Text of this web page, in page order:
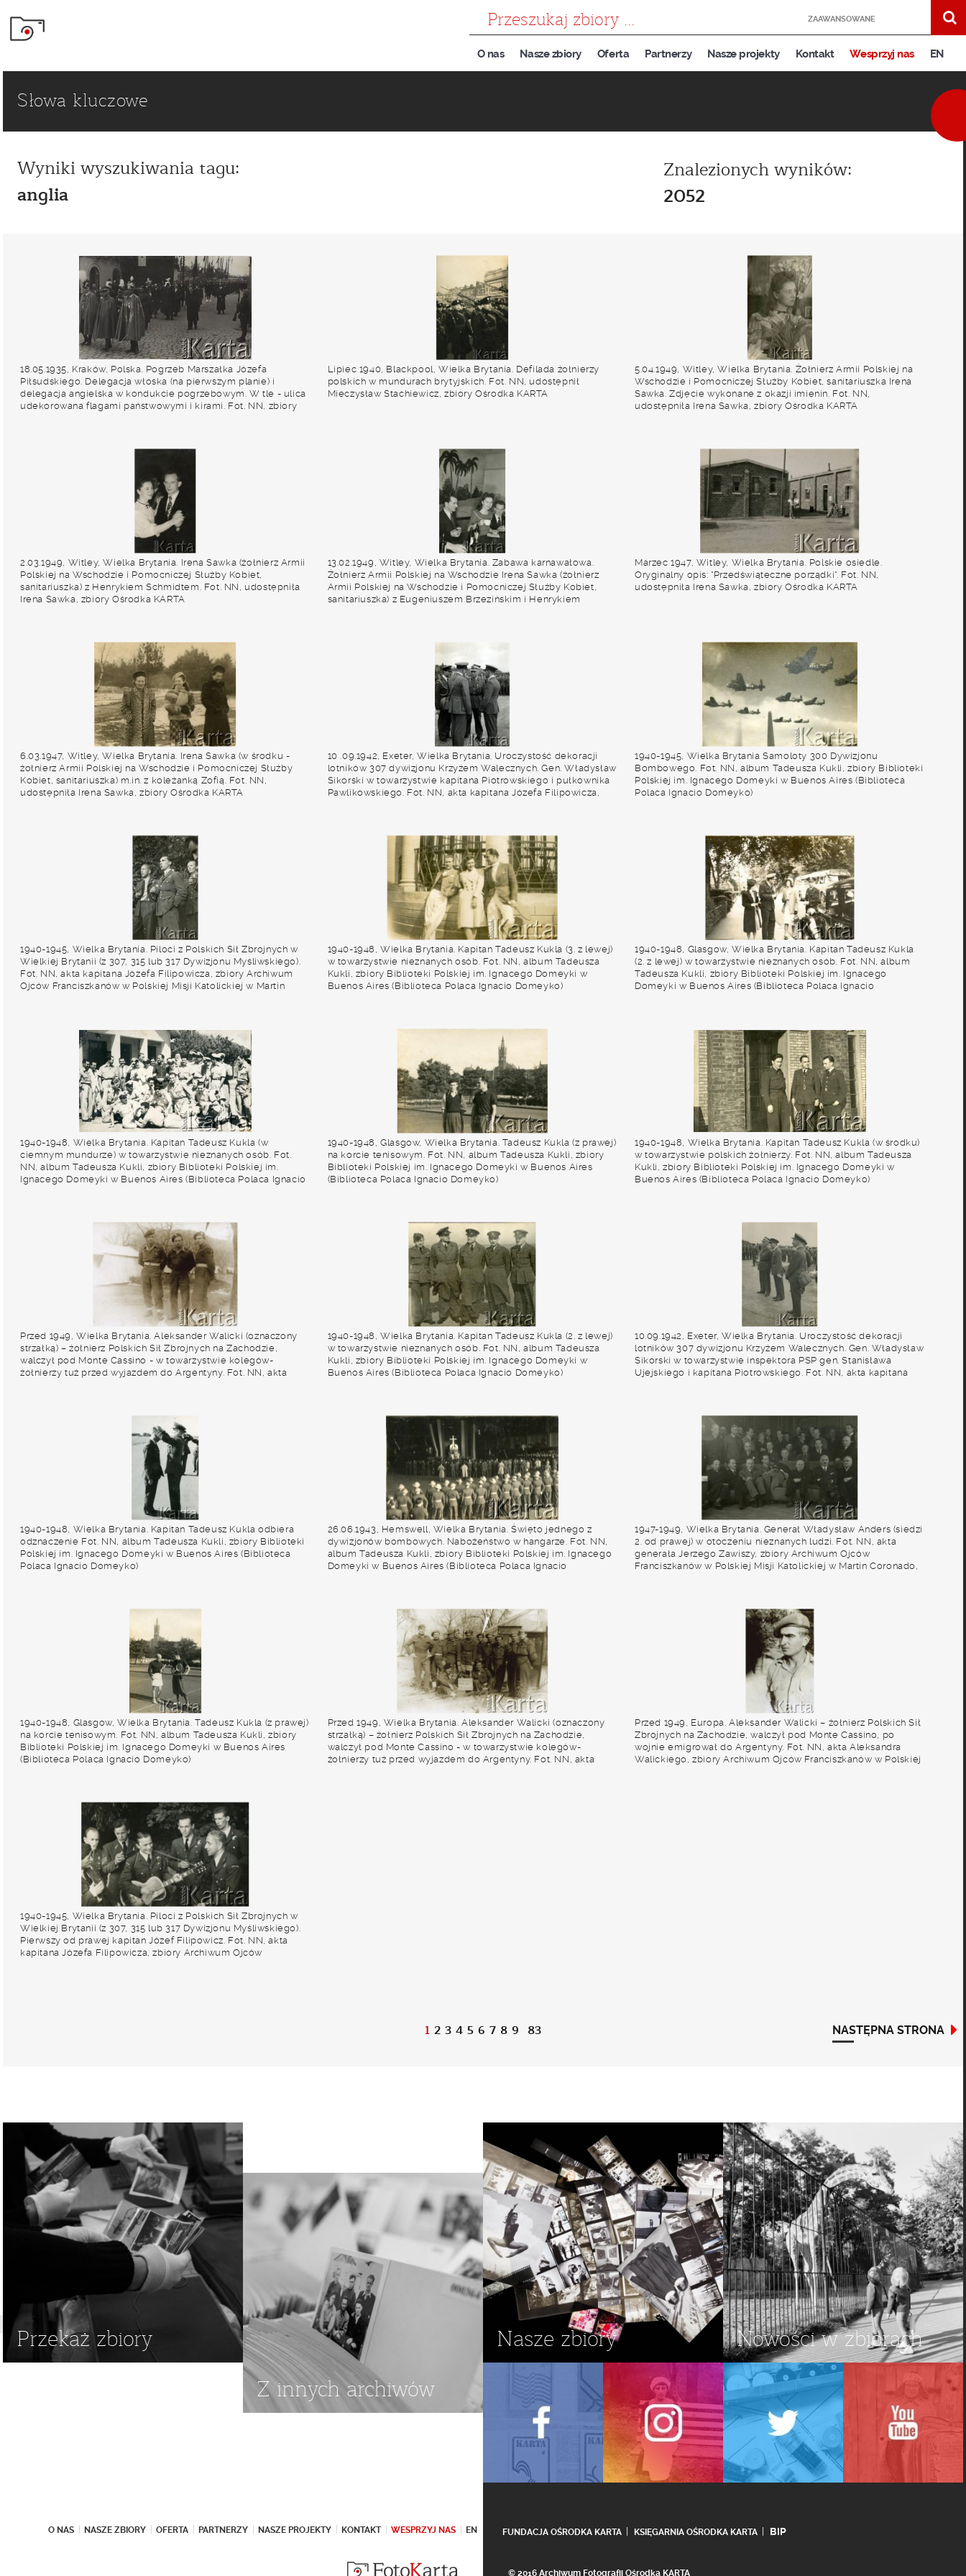
ZAAWANSOWANE
O nas Nasze zbiory Oferta Partnerzy Nasze projekty Kontakt Wesprzyj nas EN
Słowa kluczowe
Wyniki wyszukiwania tagu:
anglia
Znalezionych wyników:
2052
18.05.1935, Kraków, Polska. Pogrzeb Marszałka Józefa
Piłsudskiego. Delegacja włoska (na pierwszym planie) i
delegacja angielska w kondukcie pogrzebowym. W tle - ulica
udekorowana flagami państwowymi i kirami. Fot. NN, zbiory
Lipiec 1940, Blackpool, Wielka Brytania. Defilada żołnierzy
polskich w mundurach brytyjskich. Fot. NN, udostępnił
Mieczysław Stachiewicz, zbiory Ośrodka KARTA
5.04.1949, Witley, Wielka Brytania. Żołnierz Armii Polskiej na
Wschodzie i Pomocniczej Służby Kobiet, sanitariuszka Irena
Sawka. Zdjęcie wykonane z okazji imienin. Fot. NN,
udostępniła Irena Sawka, zbiory Ośrodka KARTA
2.03.1949, Witley, Wielka Brytania. Irena Sawka (żołnierz Armii
Polskiej na Wschodzie i Pomocniczej Służby Kobiet,
sanitariuszka) z Henrykiem Schmidtem. Fot. NN, udostępniła
Irena Sawka, zbiory Ośrodka KARTA
13.02.1949, Witley, Wielka Brytania. Zabawa karnawałowa.
Żołnierz Armii Polskiej na Wschodzie Irena Sawka (żołnierz
Armii Polskiej na Wschodzie i Pomocniczej Służby Kobiet,
sanitariuszka) z Eugeniuszem Brzezińskim i Henrykiem
Marzec 1947, Witley, Wielka Brytania. Polskie osiedle.
Oryginalny opis: "Przedświąteczne porządki". Fot. NN,
udostępniła Irena Sawka, zbiory Ośrodka KARTA
6.03.1947, Witley, Wielka Brytania. Irena Sawka (w środku -
żołnierz Armii Polskiej na Wschodzie i Pomocniczej Służby
Kobiet, sanitariuszka) m.in. z koleżanką Zofią. Fot. NN,
udostępniła Irena Sawka, zbiory Ośrodka KARTA
10 .09.1942, Exeter, Wielka Brytania. Uroczystość dekoracji
lotników 307 dywizjonu Krzyżem Walecznych. Gen. Władysław
Sikorski w towarzystwie kapitana Piotrowskiego i pułkownika
Pawlikowskiego. Fot. NN, akta kapitana Józefa Filipowicza,
(Biblioteca Polaca Ignacio Domeyko) i w Ośrodku KARTA w
1940-1945, Wielka Brytania Samoloty 300 Dywizjonu
Bombowego. Fot. NN, album Tadeusza Kukli, zbiory Biblioteki
Polskiej im. Ignacego Domeyki w Buenos Aires (Biblioteca
Polaca Ignacio Domeyko)
1940-1945, Wielka Brytania. Piloci z Polskich Sił Zbrojnych w
Wielkiej Brytanii (z 307, 315 lub 317 Dywizjonu Myśliwskiego).
Fot. NN, akta kapitana Józefa Filipowicza, zbiory Archiwum
Ojców Franciszkanów w Polskiej Misji Katolickiej w Martin
1940-1948, Wielka Brytania. Kapitan Tadeusz Kukla (3. z lewej)
w towarzystwie nieznanych osób. Fot. NN, album Tadeusza
Kukli, zbiory Biblioteki Polskiej im. Ignacego Domeyki w
Buenos Aires (Biblioteca Polaca Ignacio Domeyko)
1940-1948, Glasgow, Wielka Brytania. Kapitan Tadeusz Kukla
(2. z lewej) w towarzystwie nieznanych osób. Fot. NN, album
Tadeusza Kukli, zbiory Biblioteki Polskiej im. Ignacego
Domeyki w Buenos Aires (Biblioteca Polaca Ignacio
1940-1948, Wielka Brytania. Kapitan Tadeusz Kukla (w
ciemnym mundurze) w towarzystwie nieznanych osób. Fot.
NN, album Tadeusza Kukli, zbiory Biblioteki Polskiej im.
Ignacego Domeyki w Buenos Aires (Biblioteca Polaca Ignacio
1940-1948, Glasgow, Wielka Brytania. Tadeusz Kukla (z prawej)
na korcie tenisowym. Fot. NN, album Tadeusza Kukli, zbiory
Biblioteki Polskiej im. Ignacego Domeyki w Buenos Aires
(Biblioteca Polaca Ignacio Domeyko)
1940-1948, Wielka Brytania. Kapitan Tadeusz Kukla (w środku)
w towarzystwie polskich żołnierzy. Fot. NN, album Tadeusza
Kukli, zbiory Biblioteki Polskiej im. Ignacego Domeyki w
Buenos Aires (Biblioteca Polaca Ignacio Domeyko)
Przed 1949, Wielka Brytania. Aleksander Walicki (oznaczony
strzałką) – żołnierz Polskich Sił Zbrojnych na Zachodzie,
walczył pod Monte Cassino - w towarzystwie kolegów-
żołnierzy tuż przed wyjazdem do Argentyny. Fot. NN, akta
Domeyki w Buenos Aires (Biblioteca Polaca Ignacio
Domeyko) i w Ośrodku KARTA w Warszawie
1940-1948, Wielka Brytania. Kapitan Tadeusz Kukla (2. z lewej)
w towarzystwie nieznanych osób. Fot. NN, album Tadeusza
Kukli, zbiory Biblioteki Polskiej im. Ignacego Domeyki w
Buenos Aires (Biblioteca Polaca Ignacio Domeyko)
10.09.1942, Exeter, Wielka Brytania. Uroczystość dekoracji
lotników 307 dywizjonu Krzyżem Walecznych. Gen. Władysław
Sikorski w towarzystwie inspektora PSP gen. Stanisława
Ujejskiego i kapitana Piotrowskiego. Fot. NN, akta kapitana
Buenos Aires (Biblioteca Polaca Ignacio Domeyko) i w
Ośrodku KARTA w Warszawie
1940-1948, Wielka Brytania. Kapitan Tadeusz Kukla odbiera
odznaczenie Fot. NN, album Tadeusza Kukli, zbiory Biblioteki
Polskiej im. Ignacego Domeyki w Buenos Aires (Biblioteca
Polaca Ignacio Domeyko)
26.06.1943, Hemswell, Wielka Brytania. Święto jednego z
dywizjonów bombowych. Nabożeństwo w hangarze. Fot. NN,
album Tadeusza Kukli, zbiory Biblioteki Polskiej im. Ignacego
Domeyki w Buenos Aires (Biblioteca Polaca Ignacio
1947-1949, Wielka Brytania. Generał Władysław Anders (siedzi
2. od prawej) w otoczeniu nieznanych ludzi. Fot. NN, akta
generała Jerzego Zawiszy, zbiory Archiwum Ojców
Franciszkanów w Polskiej Misji Katolickiej w Martin Coronado,
1940-1948, Glasgow, Wielka Brytania. Tadeusz Kukla (z prawej)
na korcie tenisowym. Fot. NN, album Tadeusza Kukli, zbiory
Biblioteki Polskiej im. Ignacego Domeyki w Buenos Aires
(Biblioteca Polaca Ignacio Domeyko)
Przed 1949, Wielka Brytania. Aleksander Walicki (oznaczony
strzałką) – żołnierz Polskich Sił Zbrojnych na Zachodzie,
walczył pod Monte Cassino - w towarzystwie kolegów-
żołnierzy tuż przed wyjazdem do Argentyny. Fot. NN, akta
Przed 1949, Europa. Aleksander Walicki – żołnierz Polskich Sił
Zbrojnych na Zachodzie, walczył pod Monte Cassino, po
wojnie emigrował do Argentyny. Fot. NN, akta Aleksandra
Walickiego, zbiory Archiwum Ojców Franciszkanów w Polskiej
1940-1945, Wielka Brytania. Piloci z Polskich Sił Zbrojnych w
Wielkiej Brytanii (z 307, 315 lub 317 Dywizjonu Myśliwskiego).
Pierwszy od prawej kapitan Józef Filipowicz. Fot. NN, akta
kapitana Józefa Filipowicza, zbiory Archiwum Ojców
1 2 3 4 5 6 7 8 9 NASTĘPNA STRONA
83
Przekaż zbiory
Z innych archiwów
Nasze zbiory Nowości w zbiorach
O NAS NASZE ZBIORY OFERTA PARTNERZY NASZE PROJEKTY KONTAKT WESPRZYJ NAS EN FUNDACJA OŚRODKA KARTA KSIĘGARNIA OŚRODKA KARTA BIP
© 2016 Archiwum Fotografii Ośrodka KARTA